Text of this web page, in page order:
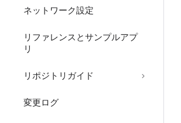
ネットワーク設定
リファレンスとサンプルアプ
リ
リポジトリガイド
変更ログ